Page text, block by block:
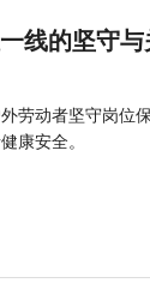
线的坚守与
劳动者坚守岗位
康安全。